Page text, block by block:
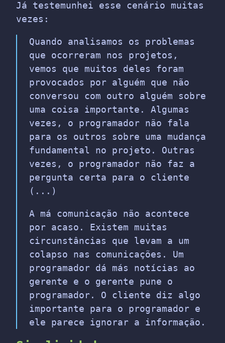
Já testemunhei esse cenário muitas
vezes:
Quando analisamos os problemas
que ocorreram nos projetos,
vemos que muitos deles foram
provocados por alguém que não
conversou com outro alguém sobre
uma coisa importante. Algumas
vezes, o programador não fala
para os outros sobre uma mudança
fundamental no projeto. Outras
vezes, o programador não faz a
pergunta certa para o cliente
(...)
A má comunicação não acontece
por acaso. Existem muitas
circunstâncias que levam a um
colapso nas comunicações. Um
programador dá más notícias ao
gerente e o gerente pune o
programador. O cliente diz algo
importante para o programador e
ele parece ignorar a informação.